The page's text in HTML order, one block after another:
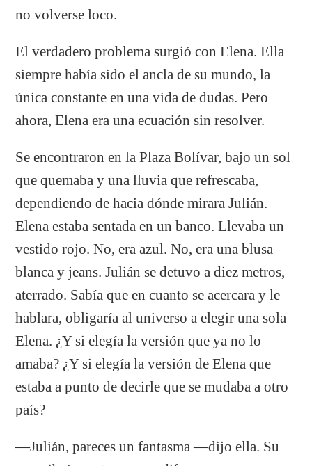
no volverse loco.
El verdadero problema surgió con Elena. Ella
siempre había sido el ancla de su mundo, la
única constante en una vida de dudas. Pero
ahora, Elena era una ecuación sin resolver.
Se encontraron en la Plaza Bolívar, bajo un sol
que quemaba y una lluvia que refrescaba,
dependiendo de hacia dónde mirara Julián.
Elena estaba sentada en un banco. Llevaba un
vestido rojo. No, era azul. No, era una blusa
blanca y jeans. Julián se detuvo a diez metros,
aterrado. Sabía que en cuanto se acercara y le
hablara, obligaría al universo a elegir una sola
Elena. ¿Y si elegía la versión que ya no lo
amaba? ¿Y si elegía la versión de Elena que
estaba a punto de decirle que se mudaba a otro
país?
—Julián, pareces un fantasma —dijo ella. Su